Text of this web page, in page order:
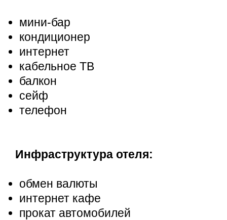
мини-бар
кондиционер
интернет
кабельное ТВ
балкон
сейф
телефон
Инфраструктура отеля:
обмен валюты
интернет кафе
прокат автомобилей